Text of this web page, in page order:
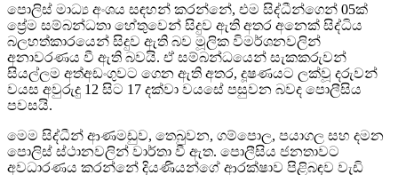
පොලිස් මාධ්‍ය අංශය සඳහන් කරන්නේ, එම සිද්ධීන්ගෙන් 05ක්
ප්‍රේම සම්බන්ධතා හේතුවෙන් සිදුව ඇති අතර අනෙක් සිද්ධිය
බලහත්කාරයෙන් සිදුව ඇති බව මූලික විමර්ශනවලින්
අනාවරණය වී ඇති බවයි. ඒ සම්බන්ධයෙන් සැකකරුවන්
සියල්ලම අත්අඩංගුවට ගෙන ඇති අතර, දූෂණයට ලක්වූ දරුවන්
වයස අවුරුදු 12 සිට 17 දක්වා වයසේ පසුවන බවද පොලීසිය
පවසයි.
මෙම සිද්ධීන් ආණමඩුව, තෙබුවන, ගම්පොල, පයාගල සහ දමන
පොලිස් ස්ථානවලින් වාර්තා වී ඇත. පොලීසිය ජනතාවට
අවධාරණය කරන්නේ දියණියන්ගේ ආරක්ෂාව පිළිබඳව වැඩි